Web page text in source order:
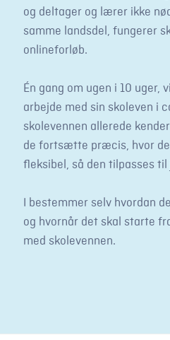
og deltager og lærer ikke
samme landsdel, fungerer
onlineforløb.
Én gang om ugen i 10 uger,
arbejde med sin skoleven i
skolevennen allerede
de fortsætte præcis, hvor de
fleksibel, så den tilpasses til
I bestemmer selv hvordan
og hvornår det skal starte
med skolevennen.